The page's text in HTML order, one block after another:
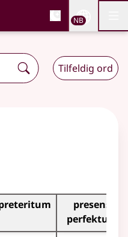
og
NB
Tilfeldig ord
presens
perfektum